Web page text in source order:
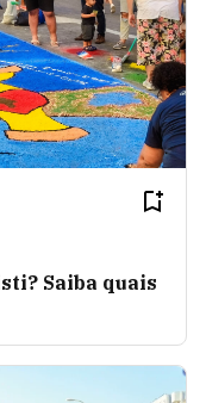
Saiba quais